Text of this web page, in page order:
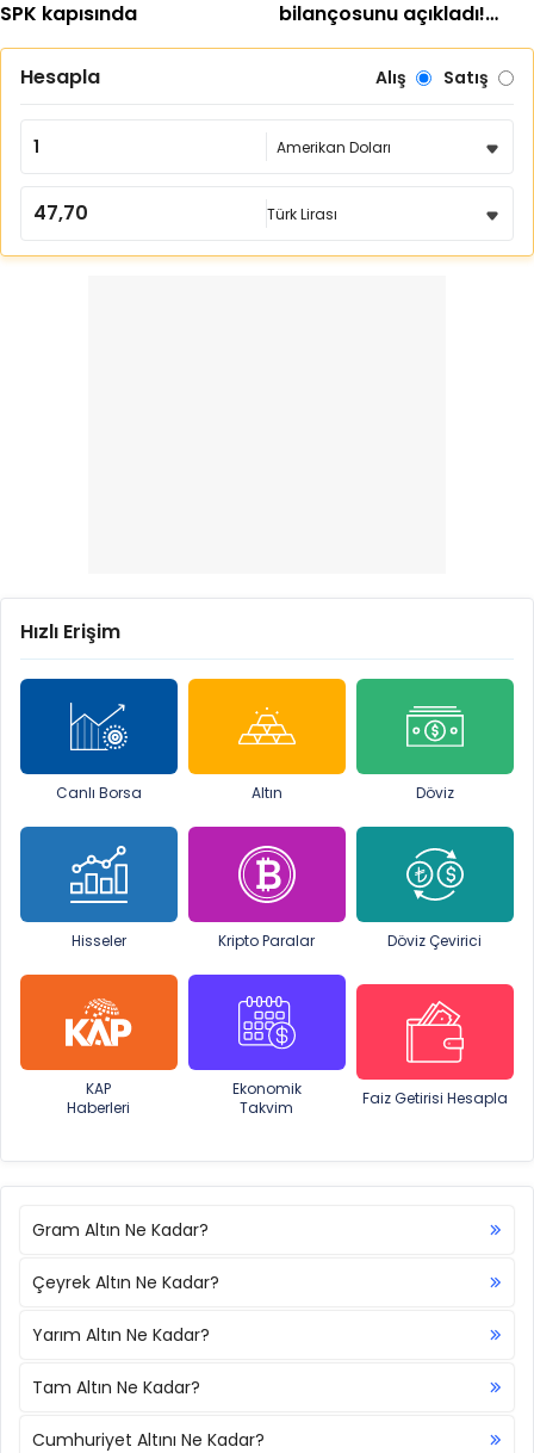
SPK kapısında
bilançosunu açıkladı!
Şirket yeniden kara geçti
Hesapla
Alış Satış
Hızlı Erişim
Canlı Borsa Altın Döviz
Hisseler Kripto Paralar Döviz Çevirici
KAP
Haberleri
Ekonomik
Takvim
Faiz Getirisi Hesapla
Gram Altın Ne Kadar?
Çeyrek Altın Ne Kadar?
Yarım Altın Ne Kadar?
Tam Altın Ne Kadar?
Cumhuriyet Altını Ne Kadar?